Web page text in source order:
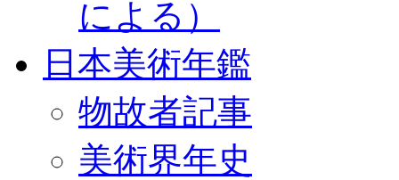
による）
日本美術年鑑
物故者記事
美術界年史